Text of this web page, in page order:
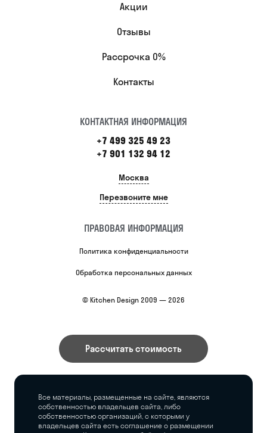
Акции
Отзывы
Рассрочка 0%
Контакты
КОНТАКТНАЯ ИНФОРМАЦИЯ
+7 499 325 49 23
+7 901 132 94 12
Москва
Перезвоните мне
ПРАВОВАЯ ИНФОРМАЦИЯ
Политика конфиденциальности
Обработка персональных данных
© Kitchen Design 2009 — 2026
Рассчитать стоимость
Все материалы, размещенные на сайте, являются
собственностью владельцев сайта, либо
собственностью организаций, с которыми у
владельцев сайта есть соглашение о размещении